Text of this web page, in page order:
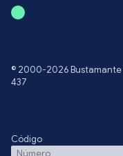
© 2000-2026 Bustamante
437
Código